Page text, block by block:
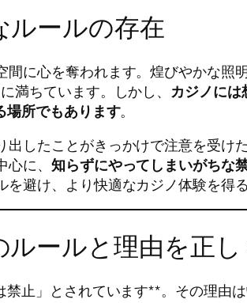
ルールの存在
に心を奪われます。煌びやかな照
満ちています。しかし、 カジノに
場所でもあります。
したことがきっかけで注意を受け
に、 知らずにやってしまいがちな
避け、より快適なカジノ体験を得
ールと理由を正し
止」とされています**。その理由